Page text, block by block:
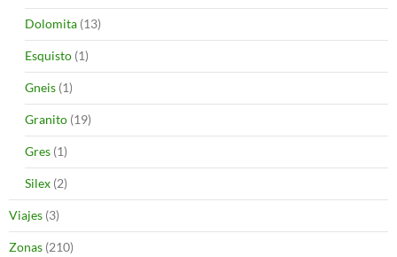
Dolomita (13)
Esquisto (1)
Gneis (1)
Granito (19)
Gres (1)
Silex (2)
Viajes (3)
Zonas (210)